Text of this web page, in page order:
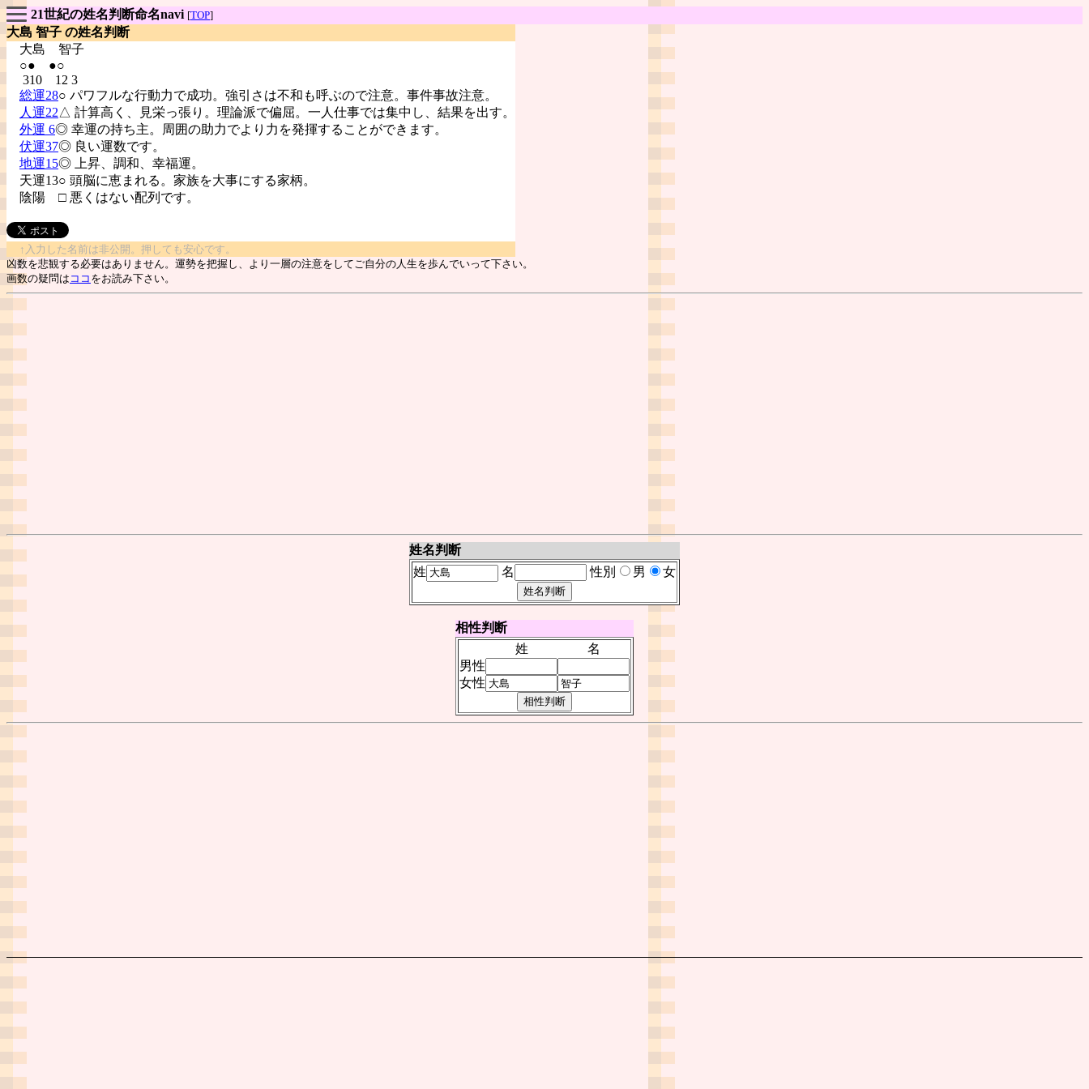
21世紀の姓名判断命名navi [TOP]
大島 智子 の姓名判断
大島 智子
○● ●○
310 12 3
総運28○ パワフルな行動力で成功。強引さは不和も呼ぶので注意。事件事故注意。
人運22△ 計算高く、見栄っ張り。理論派で偏屈。一人仕事では集中し、結果を出す。
外運 6◎ 幸運の持ち主。周囲の助力でより力を発揮することができます。
伏運37◎ 良い運数です。
地運15◎ 上昇、調和、幸福運。
天運13○ 頭脳に恵まれる。家族を大事にする家柄。
陰陽 □ 悪くはない配列です。
↑入力した名前は非公開。押しても安心です。
凶数を悲観する必要はありません。運勢を把握し、より一層の注意をしてご自分の人生を歩んでいって下さい。
画数の疑問は ココ をお読み下さい。
姓名判断
姓
名 性別 男 女
相性判断
姓
名
男性
女性